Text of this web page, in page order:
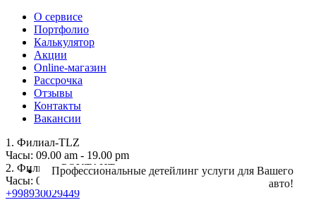
О сервисе
Портфолио
Калькулятор
Акции
Online-магазин
Рассрочка
Отзывы
Контакты
Вакансии
1. Филиал-TLZ
Часы: 09.00 am - 19.00 pm
2. Филиал- POYTAHT
Часы: 09.00 am - 19.00 pm
+998930029449
Профессиональные детейлинг услуги для Вашего
авто!